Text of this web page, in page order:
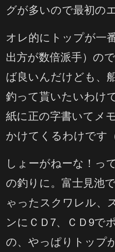
グが多いので最初の
オレ的にトップが一
出方が数倍派手）の
ば良いんだけども、
釣って貰いたいわけ
紙に正の字書いてメ
かけてくるわけです
しょーがねーな！っ
の釣りに。富士見池
ゃったスクワレル、
ンにＣＤ7、ＣＤ9で
の、やっぱりトップ